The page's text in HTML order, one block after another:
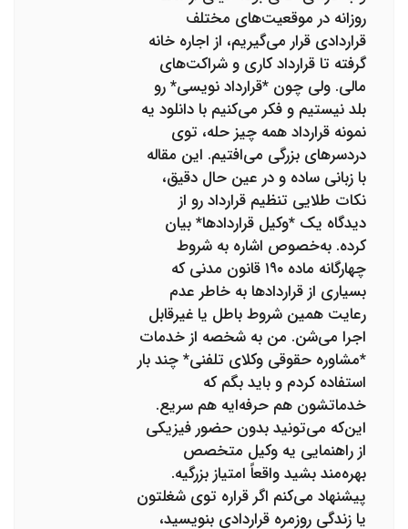
روزانه در موقعیت‌های مختلف
قراردادی قرار می‌گیریم، از اجاره خانه
گرفته تا قرارداد کاری و شراکت‌های
مالی. ولی چون *قرارداد نویسی* رو
بلد نیستیم و فکر می‌کنیم با دانلود یه
نمونه قرارداد همه چیز حله، توی
دردسرهای بزرگی می‌افتیم. این مقاله
با زبانی ساده و در عین حال دقیق،
نکات طلایی تنظیم قرارداد رو از
دیدگاه یک *وکیل قراردادها* بیان
کرده. به‌خصوص اشاره به شروط
چهارگانه ماده ۱۹۰ قانون مدنی که
بسیاری از قراردادها به خاطر عدم
رعایت همین شروط باطل یا غیرقابل
اجرا می‌شن. من به شخصه از خدمات
*مشاوره حقوقی وکلای تلفنی* چند بار
استفاده کردم و باید بگم که
خدماتشون هم حرفه‌ایه هم سریع.
این‌که می‌تونید بدون حضور فیزیکی
از راهنمایی یه وکیل متخصص
بهره‌مند بشید واقعاً امتیاز بزرگیه.
پیشنهاد می‌کنم اگر قراره توی شغلتون
یا زندگی روزمره قراردادی بنویسید،